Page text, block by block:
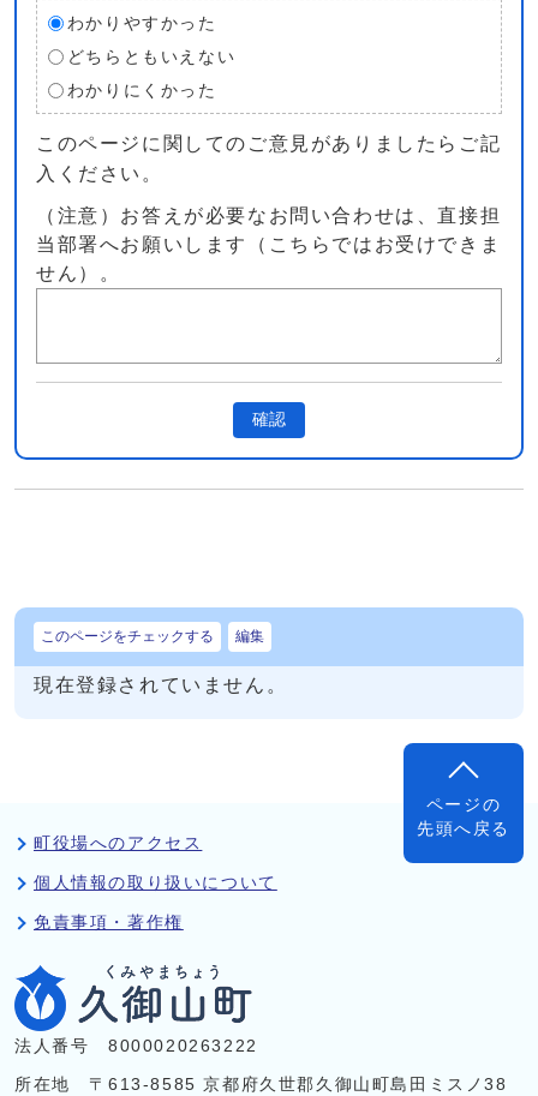
わかりやすかった
どちらともいえない
わかりにくかった
このページに関してのご意見がありましたらご記
入ください。
（注意）お答えが必要なお問い合わせは、直接担
当部署へお願いします（こちらではお受けできま
せん）。
確認
このページをチェックする 編集
現在登録されていません。
ページの
先頭へ戻る
町役場へのアクセス
個人情報の取り扱いについて
免責事項・著作権
法人番号 8000020263222
所在地 〒613-8585 京都府久世郡久御山町島田ミスノ38